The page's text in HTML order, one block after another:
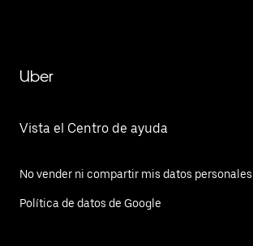
Uber
Vista el Centro de ayuda
No vender ni compartir mis datos personales
Política de datos de Google